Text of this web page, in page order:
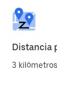
Distancia
3 kilómetros